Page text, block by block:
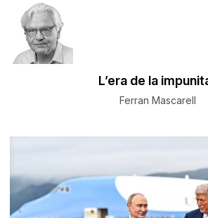
L’era de la
Ferran Mascarell